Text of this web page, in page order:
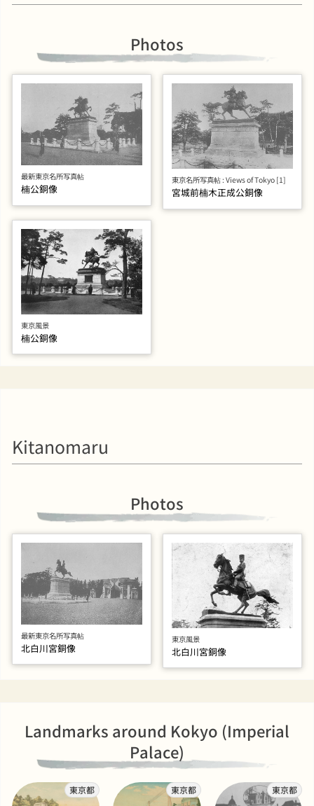
Photos
最新東京名所写真帖
楠公銅像
東京名所写真帖 : Views of Tokyo [1]
宮城前楠木正成公銅像
東京風景
楠公銅像
Kitanomaru
Photos
最新東京名所写真帖
北白川宮銅像
東京風景
北白川宮銅像
Landmarks around Kokyo (Imperial
Palace)
東京都 東京都 東京都